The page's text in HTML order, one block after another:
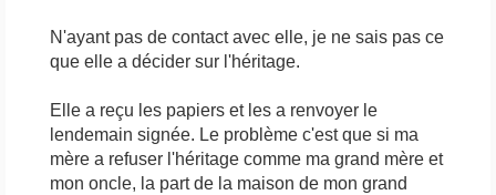
N'ayant pas de contact avec elle, je ne sais pas ce
que elle a décider sur l'héritage.
Elle a reçu les papiers et les a renvoyer le
lendemain signée. Le problème c'est que si ma
mère a refuser l'héritage comme ma grand mère et
mon oncle, la part de la maison de mon grand